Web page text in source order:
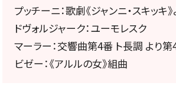
定期会員券
お得なセット券
プッチーニ：歌劇《ジャンニ・スキッキ
ドヴォルジャーク：ユーモレスク
マーラー：交響曲第4番 ト長調 より
ビゼー：《アルルの女》組曲